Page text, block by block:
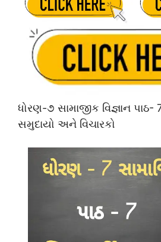
ધોરણ-૭ સામાજીક વિજ્ઞાન પાઠ-
સમુદાયો અને વિચારકો